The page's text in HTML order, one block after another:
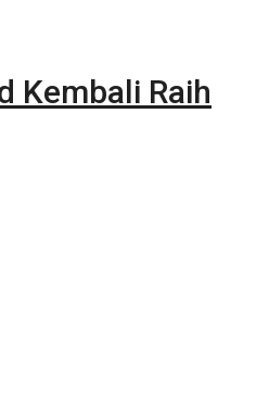
Kembali Raih